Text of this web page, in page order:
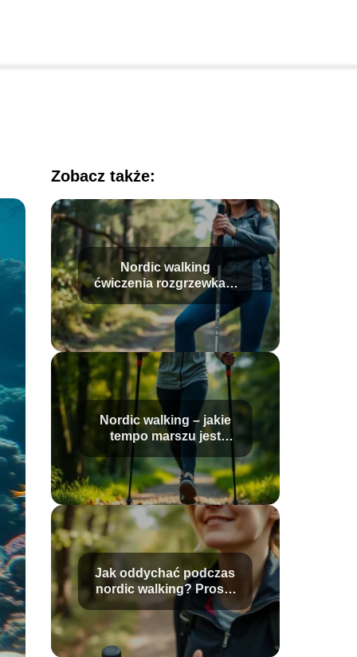
Zobacz także:
Nordic walking
ćwiczenia rozgrzewka –
jak prawidłowo je
wykonać?
Nordic walking – jakie
tempo marszu jest
najlepsze?
Jak oddychać podczas
nordic walking? Proste
techniki dla
początkujących